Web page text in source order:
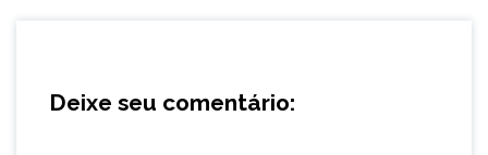
Deixe seu comentário: